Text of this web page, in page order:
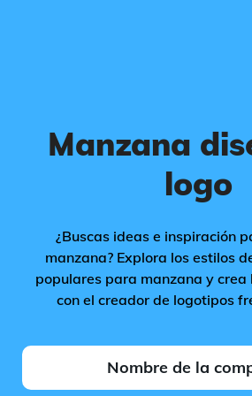
Manzana
logo
¿Buscas ideas e inspiración
manzana? Explora los estilos
populares para manzana y crea
con el creador de logotipos